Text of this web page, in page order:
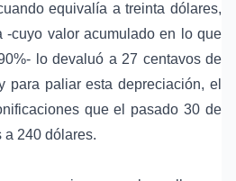
equivalía a treinta dólares,
-cuyo valor acumulado en lo que
lo devaluó a 27 centavos de
para paliar esta depreciación, el
que el pasado 30 de
a 240 dólares.